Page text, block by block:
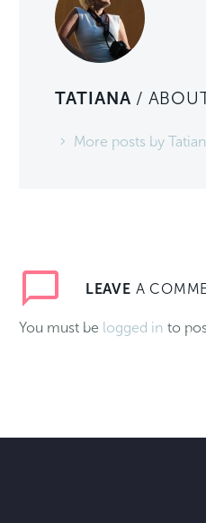
TATIANA /
More posts by
LEAVE A
You must be logged in to